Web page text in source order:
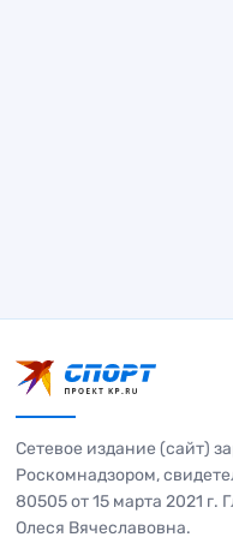
Сетевое издание (сайт)
Роскомнадзором,
80505 от 15 марта 2021 г.
Олеся Вячеславовна.